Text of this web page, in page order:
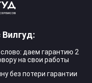
даем гарантию 2
на свои работы
без потери гарантии